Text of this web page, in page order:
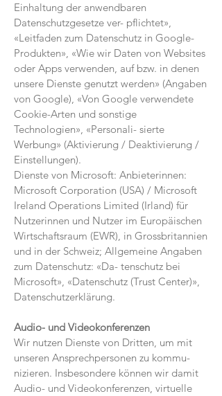
Einhaltung der anwendbaren
Datenschutzgesetze ver- pflichtet»,
«Leitfaden zum Datenschutz in Google-
Produkten», «Wie wir Daten von Websites
oder Apps verwenden, auf bzw. in denen
unsere Dienste genutzt werden» (Angaben
von Google), «Von Google verwendete
Cookie-Arten und sonstige
Technologien», «Personali- sierte
Werbung» (Aktivierung / Deaktivierung /
Einstellungen).
Dienste von Microsoft: Anbieterinnen:
Microsoft Corporation (USA) / Microsoft
Ireland Operations Limited (Irland) für
Nutzerinnen und Nutzer im Europäischen
Wirtschaftsraum (EWR), in Grossbritannien
und in der Schweiz; Allgemeine Angaben
zum Datenschutz: «Da- tenschutz bei
Microsoft», «Datenschutz (Trust Center)»,
Datenschutzerklärung.
Audio- und Videokonferenzen
Wir nutzen Dienste von Dritten, um mit
unseren Ansprechpersonen zu kommu­
nizie­ren. Insbe­sondere können wir damit
Audio- und Videokonferenzen, virtuelle